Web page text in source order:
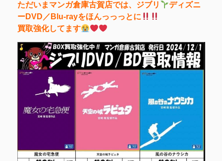
ただいまマンガ倉庫古賀店では、ジブリ
ディズニ
ーDVD／Blu-rayをほんっっっとに
買取強化してます